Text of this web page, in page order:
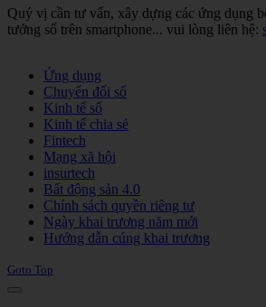
Quý vị cần tư vấn, xây dựng các ứng dụng
tướng số trên smartphone... vui lòng liên hệ:
Ứng dụng
Chuyển đổi số
Kinh tế số
Kinh tế chia sẻ
Fintech
Mạng xã hội
insurtech
Bất động sản 4.0
Chính sách quyền riêng tư
Ngày khai trương năm mới
Hướng dẫn cúng khai trương
Goto Top